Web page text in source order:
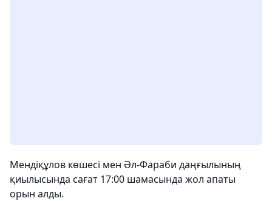
Мендіқұлов көшесі мен Әл-Фараби даңғылының
қиылысында сағат 17:00 шамасында жол апаты
орын алды.